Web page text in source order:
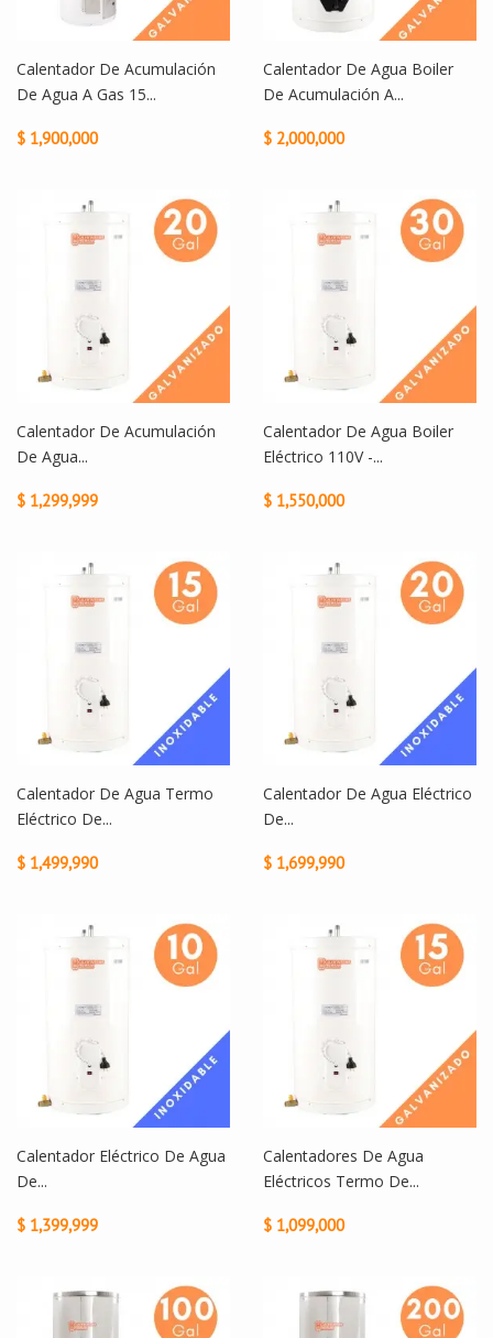
Calentador De Acumulación
De Agua A Gas 15...
$ 1,900,000
Calentador De Agua Boiler
De Acumulación A...
$ 2,000,000
Calentador De Acumulación
De Agua...
$ 1,299,999
Calentador De Agua Boiler
Eléctrico 110V -...
$ 1,550,000
Calentador De Agua Termo
Eléctrico De...
$ 1,499,990
Calentador De Agua Eléctrico
De...
$ 1,699,990
Calentador Eléctrico De Agua
De...
$ 1,399,999
Calentadores De Agua
Eléctricos Termo De...
$ 1,099,000